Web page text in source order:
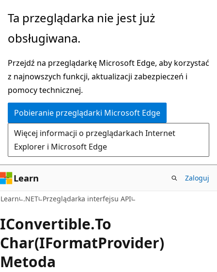
Przejdź
głównej
Przejdź
nawigacji
stronie
Ta przeglądarka nie jest już
obsługiwana.
Przejdź na przeglądarkę Microsoft Edge, aby korzystać
z najnowszych funkcji, aktualizacji zabezpieczeń i
pomocy technicznej.
Pobieranie przeglądarki Microsoft Edge
Więcej informacji o przeglądarkach Internet
Explorer i Microsoft Edge
Learn Zaloguj
Learn .NET Przeglądarka interfejsu API
IConvertible.To
Char(IFormatProvider)
Metoda